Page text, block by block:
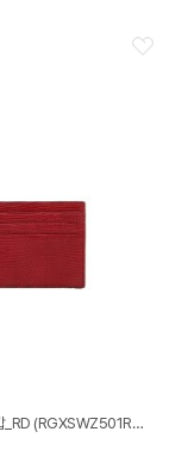
리자드 카드지갑_RD (RGXSWZ501RDFR)